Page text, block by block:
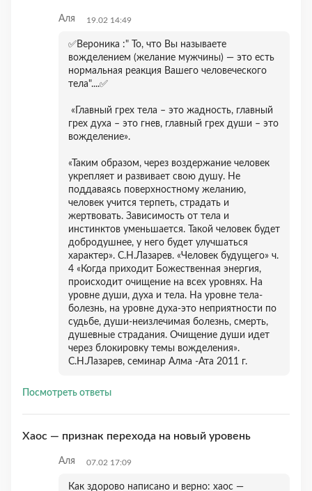
Аля 19.02 14:49
✅Вероника :" То, что Вы называете
вожделением (желание мужчины) — это есть
нормальная реакция Вашего человеческого
тела"....✅
«Главный грех тела – это жадность, главный
грех духа – это гнев, главный грех души – это
вожделение».
«Таким образом, через воздержание человек
укрепляет и развивает свою душу. Не
поддаваясь поверхностному желанию,
человек учится терпеть, страдать и
жертвовать. Зависимость от тела и
инстинктов уменьшается. Такой человек будет
добродушнее, у него будет улучшаться
характер». С.Н.Лазарев. «Человек будущего» ч.
4 «Когда приходит Божественная энергия,
происходит очищение на всех уровнях. На
уровне души, духа и тела. На уровне тела-
болезнь, на уровне духа-это неприятности по
судьбе, души-неизлечимая болезнь, смерть,
душевные страдания. Очищение души идет
через блокировку темы вожделения».
С.Н.Лазарев, семинар Алма -Ата 2011 г.
Посмотреть ответы
Хаос — признак перехода на новый уровень
Аля 07.02 17:09
Как здорово написано и верно: хаос —